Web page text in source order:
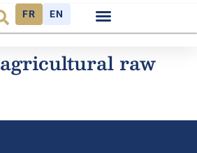
FR EN
agricultural raw